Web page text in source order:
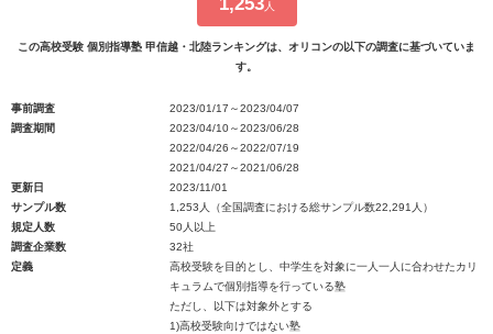
人
この高校受験 個別指導塾 甲信越・北陸ランキングは、オリコンの以下の調査に基づいていま
す。
事前調査
2023/01/17～2023/04/07
調査期間
2023/04/10～2023/06/28
2022/04/26～2022/07/19
2021/04/27～2021/06/28
更新日
2023/11/01
サンプル数
1,253人（全国調査における総サンプル数22,291人）
規定人数
50人以上
調査企業数
32社
定義
高校受験を目的とし、中学生を対象に一人一人に合わせたカリ
キュラムで個別指導を行っている塾
ただし、以下は対象外とする
1)高校受験向けではない塾